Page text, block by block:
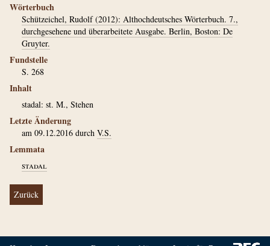
Wörterbuch
Schützeichel, Rudolf (2012): Althochdeutsches Wörterbuch. 7.,
durchgesehene und überarbeitete Ausgabe. Berlin, Boston: De
Gruyter.
Fundstelle
S. 268
Inhalt
stadal: st. M., Stehen
Letzte Änderung
am 09.12.2016 durch V.S.
Lemmata
stadal
Zurück